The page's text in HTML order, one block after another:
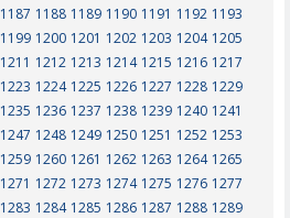
1187 1188 1189 1190 1191 1192 1193
1199 1200 1201 1202 1203 1204 1205
1211 1212 1213 1214 1215 1216 1217
1223 1224 1225 1226 1227 1228 1229
1235 1236 1237 1238 1239 1240 1241
1247 1248 1249 1250 1251 1252 1253
1259 1260 1261 1262 1263 1264 1265
1271 1272 1273 1274 1275 1276 1277
1283 1284 1285 1286 1287 1288 1289